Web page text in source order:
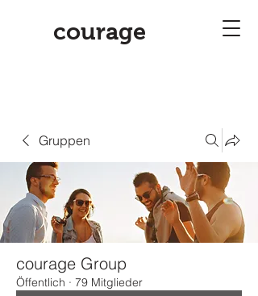
courage
Gruppen
courage Group
Öffentlich · 79 Mitglieder